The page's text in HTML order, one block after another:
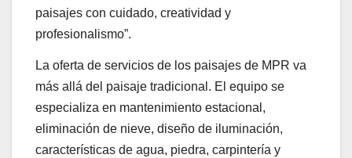
paisajes con cuidado, creatividad y
profesionalismo”.
La oferta de servicios de los paisajes de MPR va
más allá del paisaje tradicional. El equipo se
especializa en mantenimiento estacional,
eliminación de nieve, diseño de iluminación,
características de agua, piedra, carpintería y